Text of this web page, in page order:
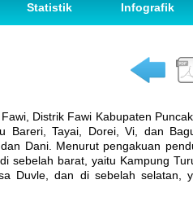
Statistik Infografik
Distrik Fawi Kabupaten
Bareri, Tayai, Dorei, Vi, dan
Dani. Menurut pengakuan
sebelah barat, yaitu Kampung
Duvle, dan di sebelah selatan,